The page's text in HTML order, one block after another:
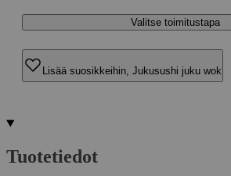
Valitse toimitustapa
Lisää suosikkeihin, Jukusushi juku wok
Tuotetiedot